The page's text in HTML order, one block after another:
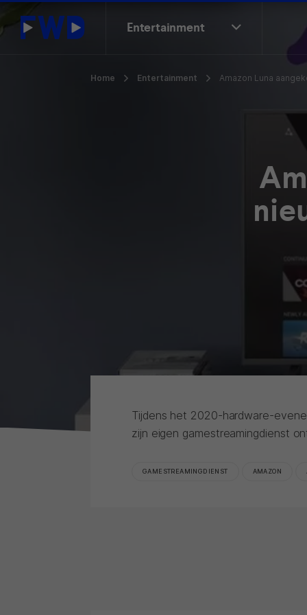
Entertainment
Home Entertainment Amazon Luna
Tijdens het 2020-hardware-
zijn eigen gamestreamingdienst
GAMESTREAMINGDIENST AMAZON